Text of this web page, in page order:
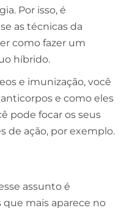
Por isso, é
as técnicas da
como fazer um
híbrido.
e imunização, você
e como eles
pode focar os seus
de ação, por exemplo.
assunto é
mais aparece no